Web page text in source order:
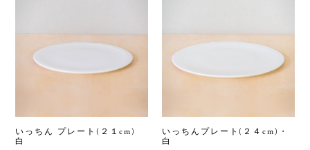
いっちん プレート(２１cm)
白
いっちんプレート(２４cm)・
白